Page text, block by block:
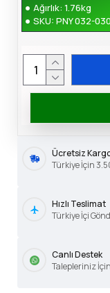
Ağırlık: 1.76kg
SKU: PNY 032-
Ücretsiz
Türkiye İçin
Hızlı Teslimat
Türkiye İçi
Canlı Destek
Talepleriniz